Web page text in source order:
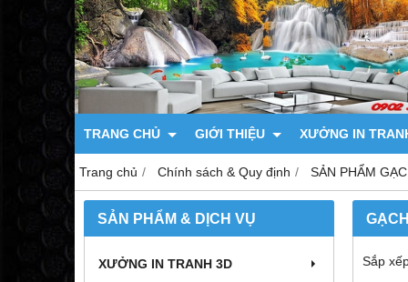
TRANG CHỦ GIỚI THIỆU XƯỞNG IN
Trang chủ Chính sách & Quy định SẢN PHẨM
SẢN PHẨM & DỊCH VỤ
XƯỞNG IN TRANH 3D Sắp